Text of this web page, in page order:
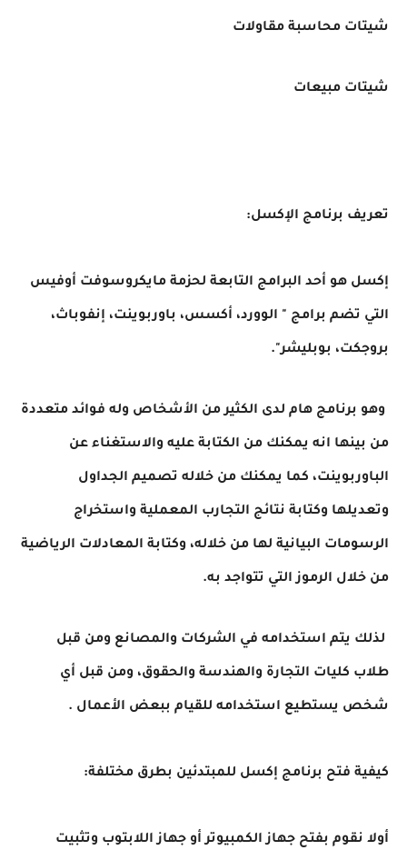
شيتات محاسبة مقاولات
شيتات مبيعات
تعريف برنامج الإكسل:
إكسل هو أحد البرامج التابعة لحزمة مايكروسوفت أوفيس
التي تضم برامج " الوورد، أكسس، باوربوينت، إنفوباث،
بروجكت، بوبليشر".
وهو برنامج هام لدى الكثير من الأشخاص وله فوائد متعددة
من بينها انه يمكنك من الكتابة عليه والاستغناء عن
الباوربوينت، كما يمكنك من خلاله تصميم الجداول
وتعديلها وكتابة نتائج التجارب المعملية واستخراج
الرسومات البيانية لها من خلاله، وكتابة المعادلات الرياضية
من خلال الرموز التي تتواجد به.
لذلك يتم استخدامه في الشركات والمصانع ومن قبل
طلاب كليات التجارة والهندسة والحقوق، ومن قبل أي
شخص يستطيع استخدامه للقيام ببعض الأعمال .
كيفية فتح برنامج إكسل للمبتدئين بطرق مختلفة:
أولا نقوم بفتح جهاز الكمبيوتر أو جهاز اللابتوب وتثبيت